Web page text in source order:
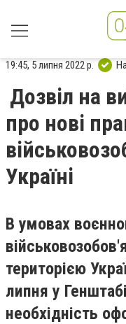
19:45, 5 липня 2022 р.
Дозвіл на
про нові
Україні
В умовах
територією
липня у
необхідність